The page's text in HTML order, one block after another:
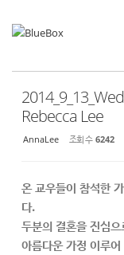
Rebecca Lee
AnnaLee 조회 수 6242
온 교우들이 참석한
다.
두분의 결혼을 진심
아름다운 가정 이루
스케
스